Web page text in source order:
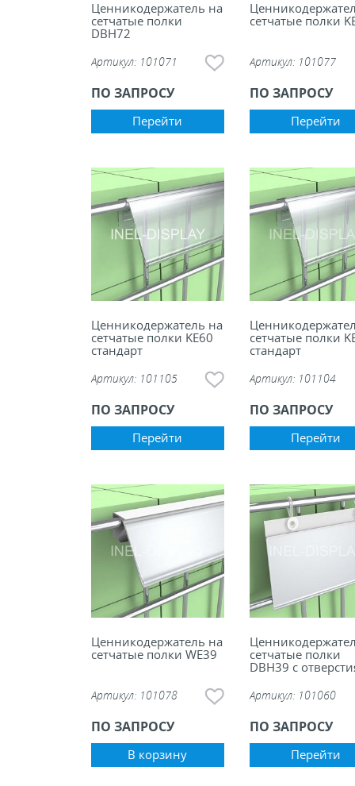
конструкции из алюминиевого
Ценникодержатель на
сетчатые полки
DBH72
Артикул: 101071
ПО ЗАПРОСУ
Перейти
сетчатые полки
Артикул: 101077
ПО ЗАПРОСУ
Перейти
Ценникодержатель на
сетчатые полки KE60
стандарт
Артикул: 101105
ПО ЗАПРОСУ
Перейти
сетчатые полки
стандарт
Артикул: 101104
ПО ЗАПРОСУ
Перейти
Ценникодержатель на
сетчатые полки WE39
Артикул: 101078
ПО ЗАПРОСУ
В корзину
сетчатые полки
DBH39 c
Артикул: 101060
ПО ЗАПРОСУ
Перейти